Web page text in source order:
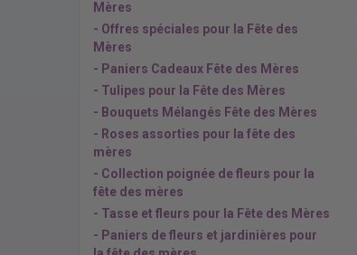
Mères
- Offres spéciales pour la Fête des
Mères
- Paniers Cadeaux Fête des Mères
- Tulipes pour la Fête des Mères
- Bouquets Mélangés Fête des Mères
- Roses assorties pour la fête des
mères
- Collection poignée de fleurs pour la
fête des mères
- Tasse et fleurs pour la Fête des Mères
- Paniers de fleurs et jardinières pour